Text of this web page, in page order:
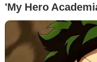
'My Hero